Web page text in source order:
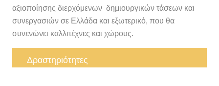
αξιοποίησης διερχόμενων δημιουργικών τάσεων και
συνεργασιών σε Ελλάδα και εξωτερικό, που θα
συνενώνει καλλιτέχνες και χώρους.
Δραστηριότητες